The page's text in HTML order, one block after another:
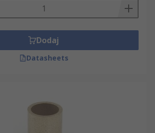
Dodaj
Datasheets